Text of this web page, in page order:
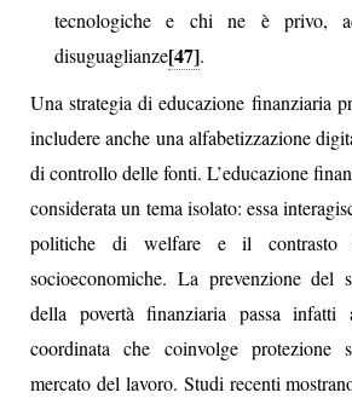
tecnologiche e chi ne è privo,
disuguaglianze[47].
Una strategia di educazione finanziaria
includere anche una alfabetizzazione
di controllo delle fonti. L’educazione
considerata un tema isolato: essa
politiche di welfare e il contrasto
socioeconomiche. La prevenzione del
della povertà finanziaria passa infatti
coordinata che coinvolge protezione
mercato del lavoro. Studi recenti